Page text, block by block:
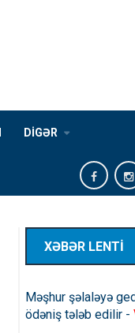
DİGƏR
XƏBƏR LENTİ
Məşhur şəlaləyə
ödəniş tələb edilir -